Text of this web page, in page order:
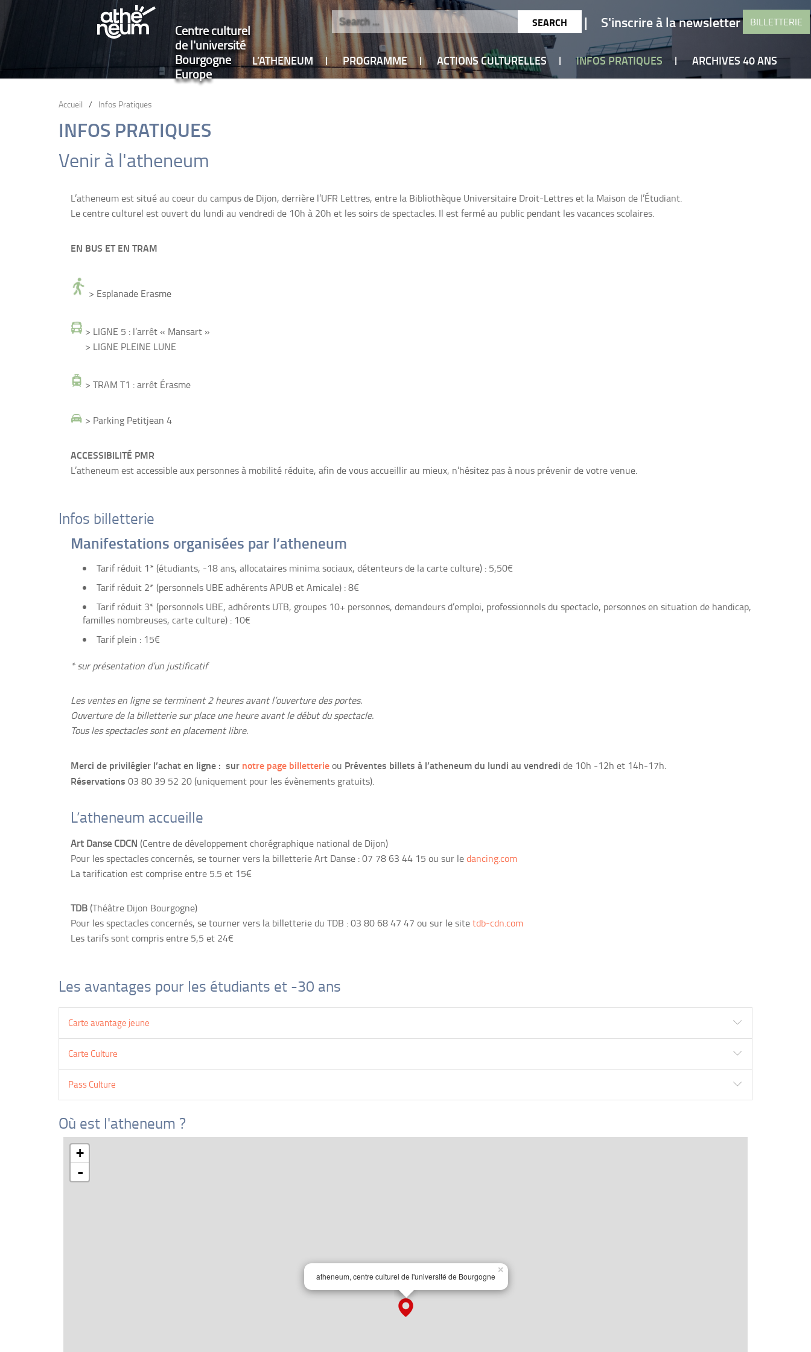
| S'inscrire à la newsletter BILLETTERIE
Centre culturel
de l'université
Bourgogne
Europe
L’ATHENEUM PROGRAMME ACTIONS CULTURELLES INFOS PRATIQUES ARCHIVES 40 ANS
Accueil / Infos Pratiques
INFOS PRATIQUES
Venir à l'atheneum
L’atheneum est situé au coeur du campus de Dijon, derrière l’UFR Lettres, entre la Bibliothèque Universitaire Droit-Lettres et la Maison de l’Étudiant.
Le centre culturel est ouvert du lundi au vendredi de 10h à 20h et les soirs de spectacles. Il est fermé au public pendant les vacances scolaires.
EN BUS ET EN TRAM
> Esplanade Erasme
> LIGNE 5 : l’arrêt « Mansart »
> LIGNE PLEINE LUNE
> TRAM T1 : arrêt Érasme
> Parking Petitjean 4
ACCESSIBILITÉ PMR
L’atheneum est accessible aux personnes à mobilité réduite, afin de vous accueillir au mieux, n’hésitez pas à nous prévenir de votre venue.
Infos billetterie
Manifestations organisées par l’atheneum
Tarif réduit 1* (étudiants, -18 ans, allocataires minima sociaux, détenteurs de la carte culture) : 5,50€
Tarif réduit 2* (personnels UBE adhérents APUB et Amicale) : 8€
Tarif réduit 3* (personnels UBE, adhérents UTB, groupes 10+ personnes, demandeurs d’emploi, professionnels du spectacle, personnes en situation de handicap,
familles nombreuses, carte culture) : 10€
Tarif plein : 15€
* sur présentation d’un justificatif
Les ventes en ligne se terminent 2 heures avant l’ouverture des portes.
Ouverture de la billetterie sur place une heure avant le début du spectacle.
Tous les spectacles sont en placement libre.
Merci de privilégier l’achat en ligne : sur notre page billetterieou Préventes billets à l’atheneum du lundi au vendredi de 10h -12h et 14h-17h.
Réservations 03 80 39 52 20 (uniquement pour les évènements gratuits).
L’atheneum accueille
Art Danse CDCN (Centre de développement chorégraphique national de Dijon)
Pour les spectacles concernés, se tourner vers la billetterie Art Danse : 07 78 63 44 15 ou sur ledancing.com
La tarification est comprise entre 5.5 et 15€
TDB(Théâtre Dijon Bourgogne)
Pour les spectacles concernés, se tourner vers la billetterie du TDB :03 80 68 47 47 ou sur le sitetdb-cdn.com
Les tarifs sont compris entre 5,5 et 24€
Les avantages pour les étudiants et -30 ans
Carte avantage jeune
Carte Culture
Pass Culture
Où est l'atheneum ?